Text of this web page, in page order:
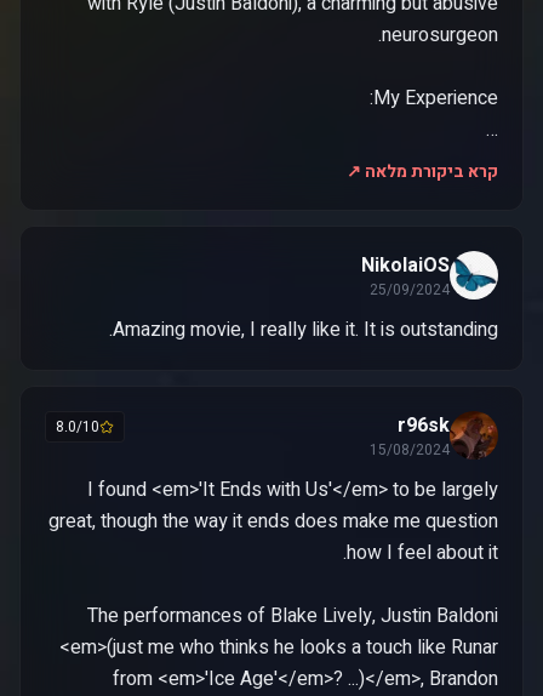
…
קרא ביקורת מלאה ↗
NikolaiOS
25/09/2024
Amazing movie, I really like it. It is outstanding.
r96sk
15/08/2024
8.0/10
I found <em>'It Ends with Us'</em> to be largely
great, though the way it ends does make me question
The performances of Blake Lively, Justin Baldoni
<em>(just me who thinks he looks a touch like Runar
from <em>'Ice Age'</em>? ...)</em>, Brandon